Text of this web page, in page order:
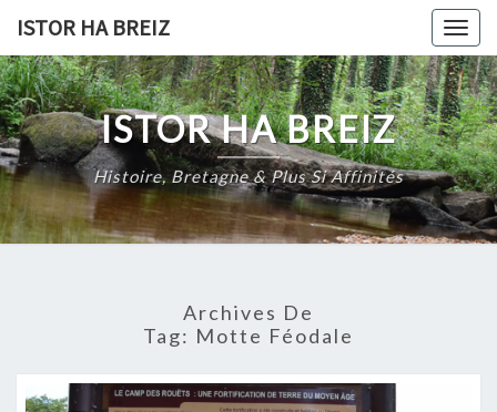
content
ISTOR HA BREIZ
ISTOR HA BREIZ
Histoire, Bretagne & Plus Si Affinités
Archives De
Tag: Motte Féodale